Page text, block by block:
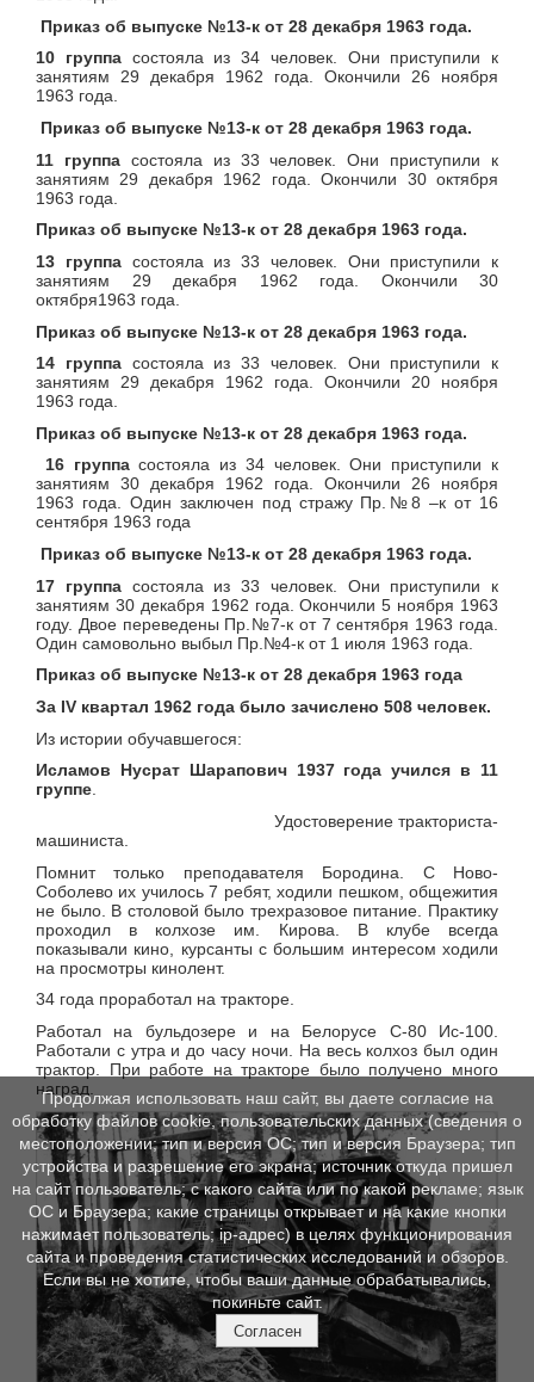
Приказ об выпуске №13-к от 28 декабря 1963 года.
10 группа состояла из 34 человек. Они приступили к
занятиям 29 декабря 1962 года. Окончили 26 ноября
1963 года.
Приказ об выпуске №13-к от 28 декабря 1963 года.
11 группа состояла из 33 человек. Они приступили к
занятиям 29 декабря 1962 года. Окончили 30 октября
1963 года.
Приказ об выпуске №13-к от 28 декабря 1963 года.
13 группа состояла из 33 человек. Они приступили к
занятиям 29 декабря 1962 года. Окончили 30
октября1963 года.
Приказ об выпуске №13-к от 28 декабря 1963 года.
14 группа состояла из 33 человек. Они приступили к
занятиям 29 декабря 1962 года. Окончили 20 ноября
1963 года.
Приказ об выпуске №13-к от 28 декабря 1963 года.
16 группасостояла из 34 человек. Они приступили к
занятиям 30 декабря 1962 года. Окончили 26 ноября
1963 года. Один заключен под стражу Пр.№8 –к от 16
сентября 1963 года
Приказ об выпуске №13-к от 28 декабря 1963 года.
17 группа состояла из 33 человек. Они приступили к
занятиям 30 декабря 1962 года. Окончили 5 ноября 1963
году. Двое переведены Пр.№7-к от 7 сентября 1963 года.
Один самовольно выбыл Пр.№4-к от 1 июля 1963 года.
Приказ об выпуске №13-к от 28 декабря 1963 года
За IV квартал 1962 года было зачислено 508 человек.
Из истории обучавшегося:
Исламов Нусрат Шарапович 1937 года учился в 11
группе.
Удостоверение тракториста-
машиниста.
Помнит только преподавателя Бородина. С Ново-
Соболево их училось 7 ребят, ходили пешком, общежития
не было. В столовой было трехразовое питание. Практику
проходил в колхозе им. Кирова. В клубе всегда
показывали кино, курсанты с большим интересом ходили
на просмотры кинолент.
34 года проработал на тракторе.
Работал на бульдозере и на Белорусе С-80 Ис-100.
Работали с утра и до часу ночи. На весь колхоз был один
трактор. При работе на тракторе было получено много
наград.
Продолжая использовать наш сайт, вы даете согласие на
обработку файлов cookie, пользовательских данных (сведения о
местоположении; тип и версия ОС; тип и версия Браузера; тип
устройства и разрешение его экрана; источник откуда пришел
на сайт пользователь; с какого сайта или по какой рекламе; язык
ОС и Браузера; какие страницы открывает и на какие кнопки
нажимает пользователь; ip-адрес) в целях функционирования
сайта и проведения статистических исследований и обзоров.
Если вы не хотите, чтобы ваши данные обрабатывались,
покиньте сайт.
Согласен